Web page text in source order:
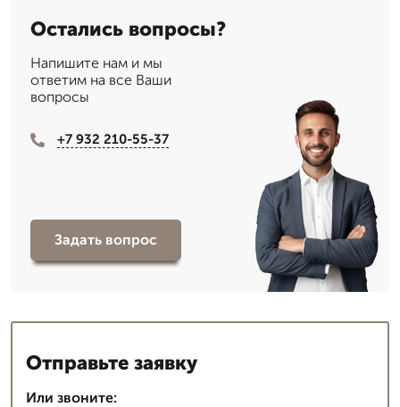
Остались вопросы?
Напишите нам и мы
ответим на все Ваши
вопросы
+7 932 210-55-37
Задать вопрос
Отправьте заявку
Или звоните: